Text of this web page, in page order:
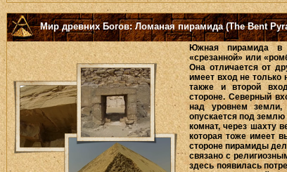
Мир древних Богов: Ломаная пирамида (The Bent
Южная пирамида в
«срезанной» или
Она отличается от
имеет вход не только
также и второй
стороне. Северный
над уровнем земли,
опускается под
комнат, через шахту
которая тоже имеет
стороне пирамиды
связано с
здесь появилась